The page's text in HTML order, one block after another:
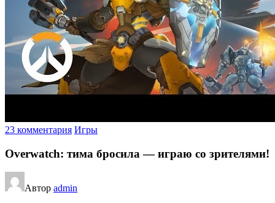
23 комментария Игры
Overwatch: тима бросила — играю со зрителями!
Автор admin